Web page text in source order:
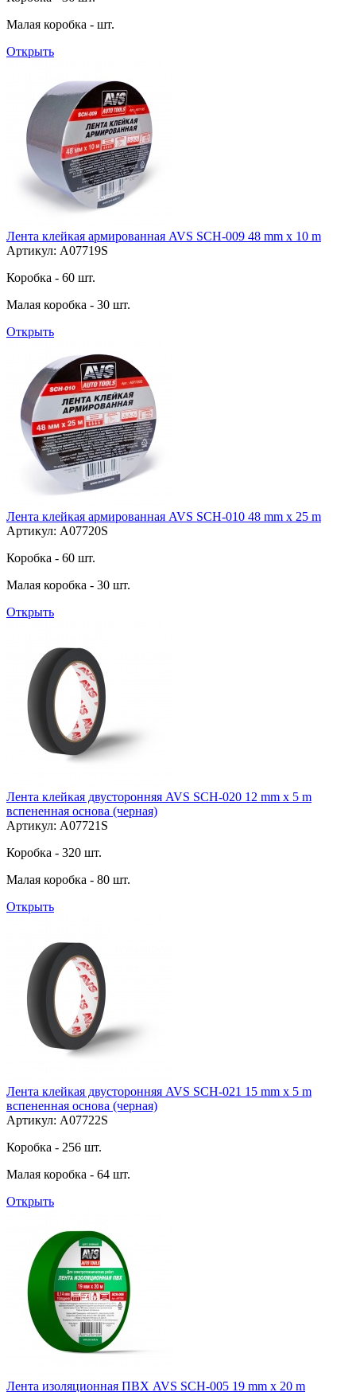
Малая коробка - шт.
Открыть
Лента клейкая армированная AVS SCH-009 48 mm x 10 m
Артикул: A07719S
Коробка - 60 шт.
Малая коробка - 30 шт.
Открыть
Лента клейкая армированная AVS SCH-010 48 mm x 25 m
Артикул: A07720S
Коробка - 60 шт.
Малая коробка - 30 шт.
Открыть
Лента клейкая двусторонняя AVS SCH-020 12 mm x 5 m
вспененная основа (черная)
Артикул: A07721S
Коробка - 320 шт.
Малая коробка - 80 шт.
Открыть
Лента клейкая двусторонняя AVS SCH-021 15 mm x 5 m
вспененная основа (черная)
Артикул: A07722S
Коробка - 256 шт.
Малая коробка - 64 шт.
Открыть
Лента изоляционная ПВХ AVS SCH-005 19 mm x 20 m